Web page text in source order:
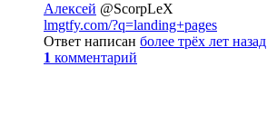
Алексей @ScorpLeX
lmgtfy.com/?q=landing+pages
Ответ написан более трёх лет назад
1 комментарий